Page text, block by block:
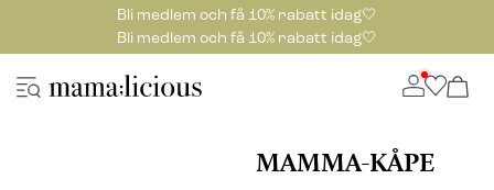
Bli medlem och få 10% rabatt idag🤍
Bli medlem och få 10% rabatt idag🤍
MAMMA-KÅPE